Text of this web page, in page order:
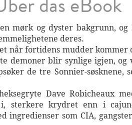
mørk og dyster bakgrunn, og
deres.
når fortidens mudder kommer
demoner blir synlige igjen, og
de tre Sonnier-søsknene,
Dave Robicheaux
sterkere krydret enn i
ingredienser som CIA,